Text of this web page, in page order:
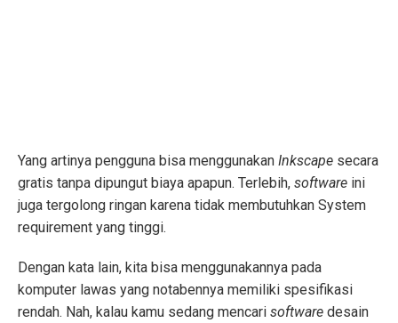
Yang artinya pengguna bisa menggunakan Inkscape secara
gratis tanpa dipungut biaya apapun. Terlebih, software ini
juga tergolong ringan karena tidak membutuhkan System
requirement yang tinggi.
Dengan kata lain, kita bisa menggunakannya pada
komputer lawas yang notabennya memiliki spesifikasi
rendah. Nah, kalau kamu sedang mencari software desain